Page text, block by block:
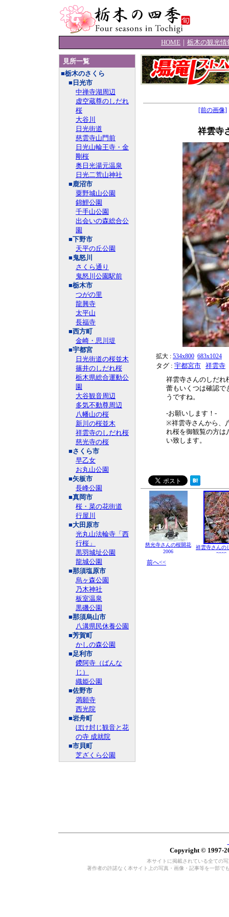
HOME ｜ 栃木の観光情
見所一覧
■栃木のさくら
■日光市
中禅寺湖周辺
虚空蔵尊のしだれ
桜
大谷川
日光街道
慈雲寺山門前
日光山輪王寺・金
剛桜
奥日光湯元温泉
日光二荒山神社
■鹿沼市
粟野城山公園
錦鯉公園
千手山公園
出会いの森総合公
園
■下野市
天平の丘公園
■鬼怒川
さくら通り
鬼怒川公園駅前
■栃木市
つがの里
龍興寺
太平山
長福寺
■西方町
金崎・思川堤
■宇都宮
日光街道の桜並木
篠井のしだれ桜
栃木県総合運動公
園
大谷観音周辺
多気不動尊周辺
八幡山の桜
新川の桜並木
祥雲寺のしだれ桜
慈光寺の桜
■さくら市
早乙女
お丸山公園
■矢板市
長峰公園
■真岡市
桜・菜の花街道
行屋川
■大田原市
光丸山法輪寺「西
行桜」
黒羽城址公園
龍城公園
■那須塩原市
烏ヶ森公園
乃木神社
板室温泉
黒磯公園
■那須烏山市
八溝県民休養公園
■芳賀町
かしの森公園
■足利市
鑁阿寺（ばんな
じ）
織姫公園
■佐野市
満願寺
西光院
■岩舟町
ぼけ封じ観音と花
の寺 成就院
■市貝町
芝ざくら公園
[前の画像]
祥雲寺
拡大 : 534x800 683x1024
タグ : 宇都宮市
祥雲寺
祥雲寺さんのしだれ
蕾もいくつは確認で
うですね。
-お願いします！-
※祥雲寺さんから、
れ桜を御観覧の方は
い致します。
慈光寺さんの桜開花
2006
祥雲寺さんの
2006
前へ<<
Copyright © 1997-
本サイトに掲載されている全ての
著作者の許諾なく本サイト上の写真・画像・記事等を一部で